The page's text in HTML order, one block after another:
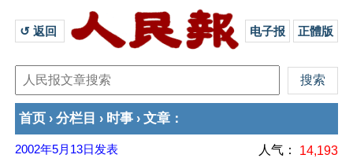
↺ 返回 电子报 正體版
首页 › 分栏目 › 时事 › 文章 ：
2002年5月13日 发表 人气： 14,193